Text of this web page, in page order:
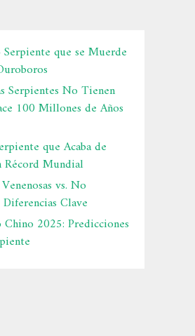
que se Muerde
Serpientes No Tienen
100 Millones de Años
que Acaba de
Récord Mundial
vs. No
Diferencias Clave
2025: Predicciones